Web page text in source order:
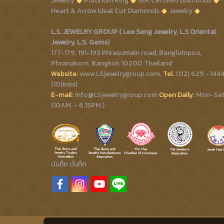
Heart & Arrow Ideal Cut Diamonds
Jewelry
L.S. JEWELRY GROUP ( Lee Seng Jewelry, L.S Oriental
Jewelry, L.S. Gems)
177-179, 191-193 Phrasumain road, Banglumpoo,
Phranakorn, Bangkok 10200 Thailand
Website:www.LSjewelrygroup.com, Tel.(02) 629 - 1444
(10lines)
E-mail:info@LSjewelrygroup.comOpen Daily:Mon-Sat
(10AM. - 6.15PM.)
บันทึก บันทึก